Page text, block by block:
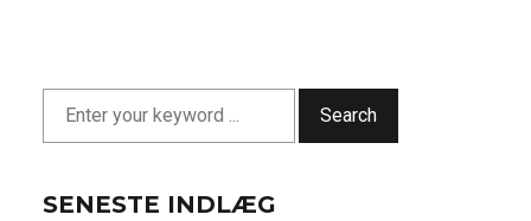
Search
SENESTE INDLÆG